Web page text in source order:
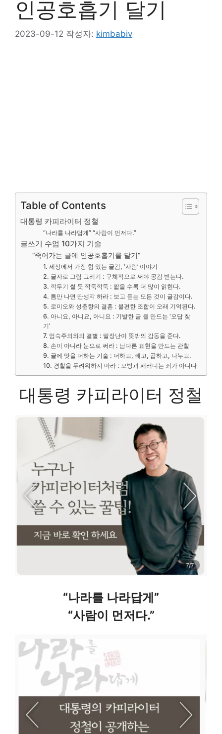
인공호흡기 달기
2023-09-12 작성자: kimbabiv
Table of Contents
대통령 카피라이터 정철
“나라를 나라답게” “사람이 먼저다.”
글쓰기 수업 10가지 기술
“죽어가는 글에 인공호흡기를 달기”
1. 세상에서 가장 힘 있는 글감, ‘사람’ 이야기
2. 글자로 그림 그리기 : 구체적으로 써야 공감 받는다.
3. 깍두기 썰 듯 깍둑깍둑 : 짧을 수록 더 많이 읽힌다.
4. 틈만 나면 딴생각 하라 : 보고 듣는 모든 것이 글감이다.
5. 로미오와 성춘향의 결혼 : 불편한 조합이 오래 기억된다.
6. 아니요, 아니요, 아니요 : 기발한 글 을 만드는 ‘오답 찾
기’
7. 엄숙주의와의 결별 : 말장난이 뜻밖의 감동을 준다.
8. 손이 아니라 눈으로 써라 : 남다른 표현을 만드는 관찰
9. 글에 맛을 더하는 기술 : 더하고, 빼고, 곱하고, 나누고.
10. 경찰을 두려워하지 마라 : 모방과 패러디는 죄가 아니다
대통령 카피라이터 정철
“나라를 나라답게”
“사람이 먼저다.”